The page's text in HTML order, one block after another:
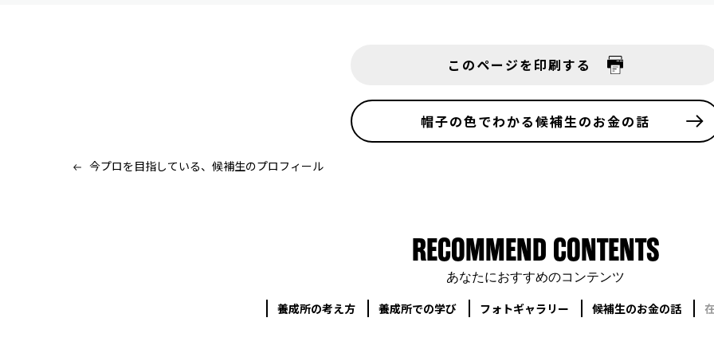
このページを印刷する
帽子の色でわかる候補生のお金の話
今プロを目指している、候補生のプロフィール
RECOMMEND CONTENTS
あなたにおすすめのコンテンツ
養成所の考え方 養成所での学び フォトギャラリー 候補生のお金の話